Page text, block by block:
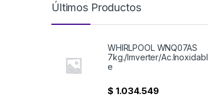
Últimos Productos
WHIRLPOOL WNQ07AS
7kg./Imverter/Ac.Inoxidabl
e
$1.034.549